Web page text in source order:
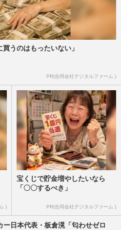
うのはもったいない」
PR(合同会社デジタルファーム )
)
宝くじで貯金増やしたいなら
「〇〇するべき」
PR(合同会社デジタルファーム )
ー日本代表・板倉滉「匂わせゼロ